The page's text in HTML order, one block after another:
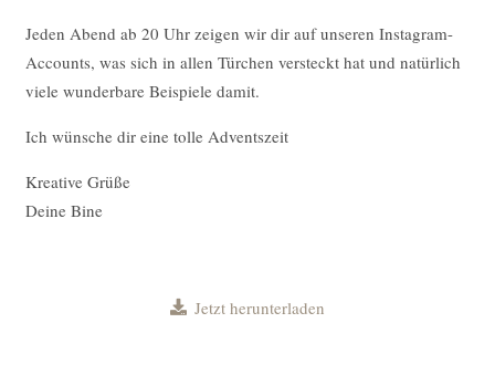
Jeden Abend ab 20 Uhr zeigen wir dir auf unseren Instagram-
Accounts, was sich in allen Türchen versteckt hat und natürlich
viele wunderbare Beispiele damit.
Ich wünsche dir eine tolle Adventszeit
Kreative Grüße
Deine Bine
Jetzt herunterladen